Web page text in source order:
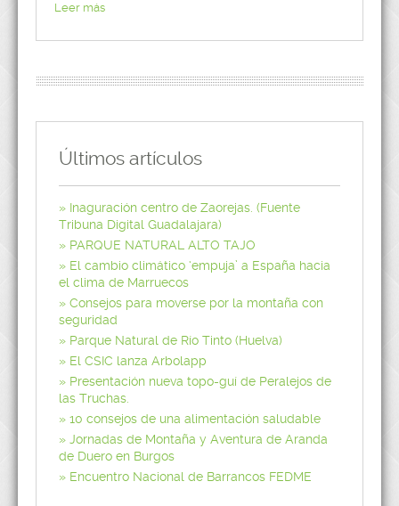
Leer más
Últimos artículos
Inaguración centro de Zaorejas. (Fuente
Tribuna Digital Guadalajara)
PARQUE NATURAL ALTO TAJO
El cambio climático ‘empuja’ a España hacia
el clima de Marruecos
Consejos para moverse por la montaña con
seguridad
Parque Natural de Río Tinto (Huelva)
El CSIC lanza Arbolapp
Presentación nueva topo-guí de Peralejos de
las Truchas.
10 consejos de una alimentación saludable
Jornadas de Montaña y Aventura de Aranda
de Duero en Burgos
Encuentro Nacional de Barrancos FEDME